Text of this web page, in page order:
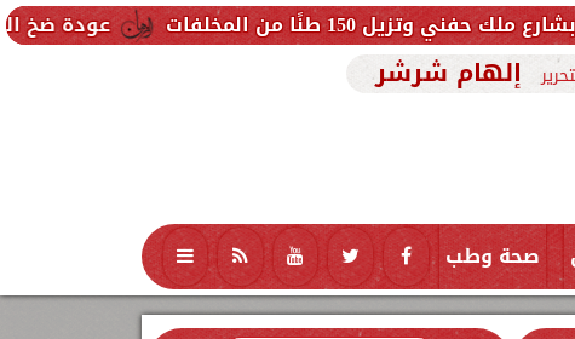
عودة ضخ المياه تدريجيًا
إلهام شرشر
صحة وطب تكنولوجيا منوعات محافظات